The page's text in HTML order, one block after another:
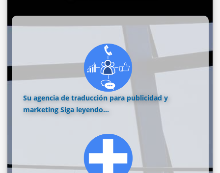
Su agencia de traducción para publicidad y
marketing Siga leyendo...